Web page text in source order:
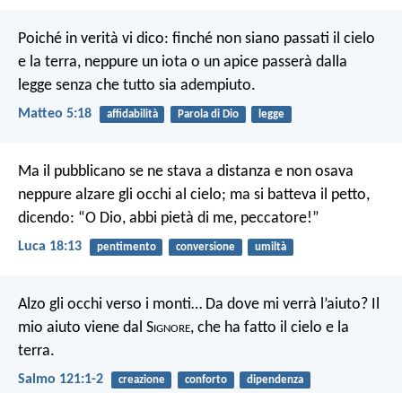
Poiché in verità vi dico: finché non siano passati il cielo
e la terra, neppure un iota o un apice passerà dalla
legge senza che tutto sia adempiuto.
Matteo 5:18 affidabilità Parola di Dio legge
Ma il pubblicano se ne stava a distanza e non osava
neppure alzare gli occhi al cielo; ma si batteva il petto,
dicendo: “O Dio, abbi pietà di me, peccatore!”
Luca 18:13 pentimento conversione umiltà
Alzo gli occhi verso i monti… Da dove mi verrà l’aiuto? Il
mio aiuto viene dal Signore, che ha fatto il cielo e la
terra.
Salmo 121:1-2 creazione conforto dipendenza